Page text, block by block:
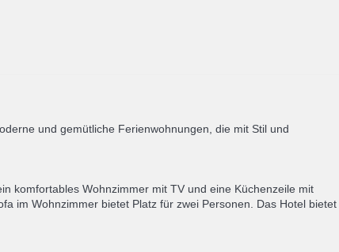
und gemütliche Ferienwohnungen, die mit Stil und
komfortables Wohnzimmer mit TV und eine Küchenzeile mit
im Wohnzimmer bietet Platz für zwei Personen. Das Hotel bietet